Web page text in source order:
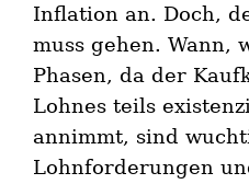
Inflation an. Doch,
muss gehen. Wann,
Phasen, da der
Lohnes teils
annimmt, sind
Lohnforderungen